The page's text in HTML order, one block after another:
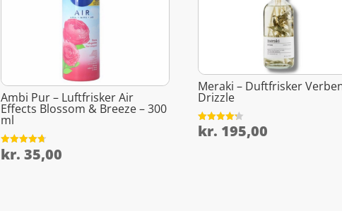
Ambi Pur – Luftfrisker Air
Effects Blossom & Breeze – 300
ml
Vurderet
4.7
kr. 35,00
Meraki – Duftfrisker
Drizzle
Vurderet
4.2
kr. 195,00